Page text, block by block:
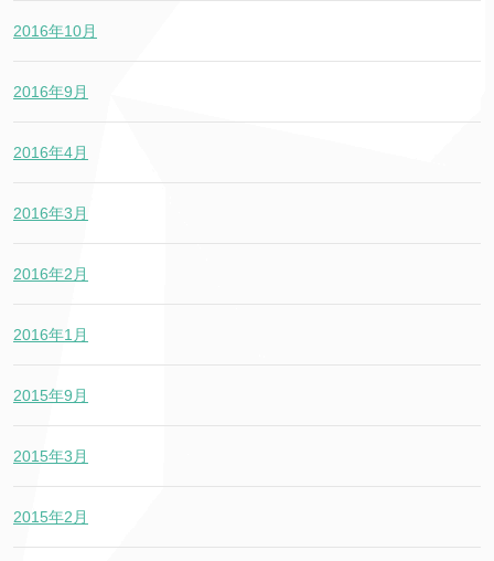
2016年10月
2016年9月
2016年4月
2016年3月
2016年2月
2016年1月
2015年9月
2015年3月
2015年2月